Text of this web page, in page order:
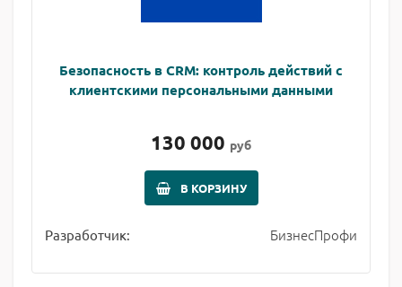
Безопасность в CRM: контроль действий с
клиентскими персональными данными
130 000 руб
В КОРЗИНУ
Разработчик: БизнесПрофи